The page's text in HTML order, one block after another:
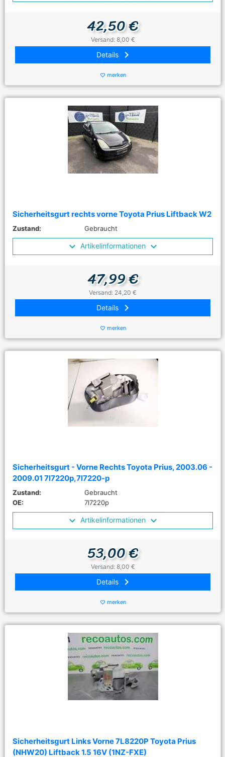
42,50 €
Versand: 8,00 €
Details keyboard_arrow_right
favorite_border merken
Sicherheitsgurt rechts vorne Toyota Prius Liftback W2
Zustand: Gebraucht
Artikelinformationen
47,99 €
Versand: 24,20 €
Details keyboard_arrow_right
favorite_border merken
Sicherheitsgurt - Vorne Rechts Toyota Prius, 2003.06 -
2009.01 7l7220p,7l7220-p
Zustand:
Gebraucht
OE:
7l7220p
Artikelinformationen
53,00 €
Versand: 8,00 €
Details keyboard_arrow_right
favorite_border merken
Sicherheitsgurt Links Vorne 7L8220P Toyota Prius
(NHW20) Liftback 1.5 16V (1NZ-FXE)